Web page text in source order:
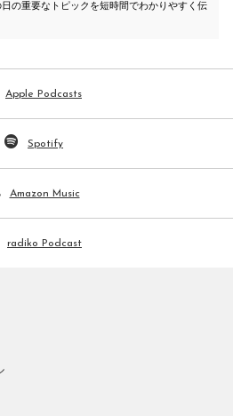
の重要なトピックを短時間でわかりやすく伝
Apple Podcasts
Spotify
Amazon Music
radiko Podcast